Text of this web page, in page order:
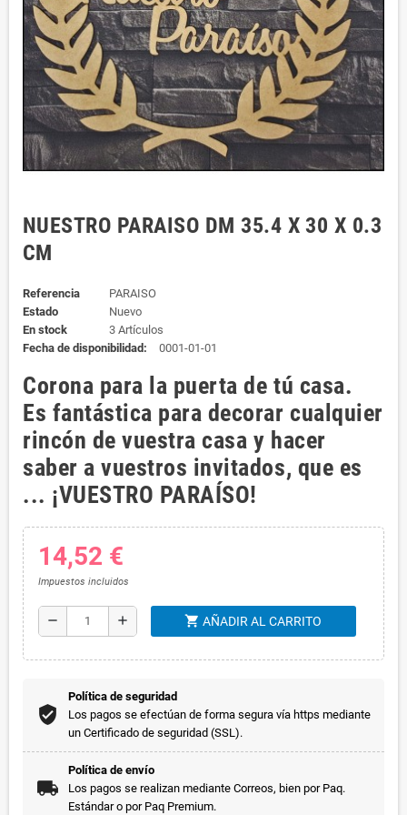
NUESTRO PARAISO DM 35.4 X 30 X 0.3
CM
Referencia
PARAISO
Estado
Nuevo
En stock
3 Artículos
Fecha de disponibilidad:
0001-01-01
Corona para la puerta de tú casa.
Es fantástica para decorar cualquier
rincón de vuestra casa y hacer
saber a vuestros invitados, que es
... ¡VUESTRO PARAÍSO!
14,52 €
Impuestos incluidos
remove add shopping_cart AÑADIR AL CARRITO
Política de seguridad
Los pagos se efectúan de forma segura vía https mediante
un Certificado de seguridad (SSL).
Política de envío
Los pagos se realizan mediante Correos, bien por Paq.
Estándar o por Paq Premium.